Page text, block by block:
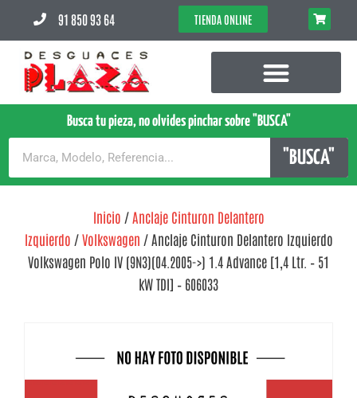
91 850 93 64 TIENDA ONLINE
Busca tu pieza, no olvides pinchar sobre "BUSCA"
"BUSCA"
Inicio / Anclaje Cinturon Delantero
Izquierdo /Volkswagen / Anclaje Cinturon Delantero Izquierdo
Volkswagen Polo IV (9N3)(04.2005->) 1.4 Advance [1,4 Ltr. – 51
kW TDI] – 606033